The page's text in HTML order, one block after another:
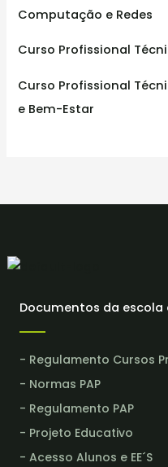
Computação e Redes
Curso Profissional
Curso Profissional
e Bem-Estar
Documentos da escola
- Regulamento Cursos
- Normas PAP
- Regulamento PAP
- Projeto Educativo
- Acesso Alunos e EE´S